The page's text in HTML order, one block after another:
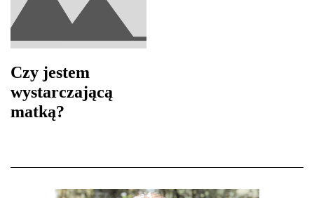
Czy jestem
wystarczającą
matką?